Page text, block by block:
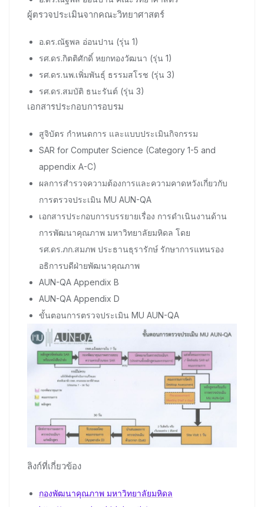
ผู้ตรวจประเมินจากคณะวิทยาศาสตร์
อ.ดร.ณัฐพล อ่อนปาน (รุ่น 1)
รศ.ดร.กิตติศักดิ์ หยกทองวัฒนา (รุ่น 1)
รศ.ดร.นพ.เพิ่มพันธุ์ ธรรมสโรช (รุ่น 3)
รศ.ดร.สมบัติ ธนะรันต์ (รุ่น 3)
เอกสารประกอบการอบรม
สูจิบัตร กำหนดการ และแบบประเมินกิจกรรม
SAR for Computer Science (Category 1-5 and
appendix A-C)
ผลการสำรวจความต้องการและความคาดหวังเกี่ยวกับ
การตรวจประเมิน MU AUN-QA
เอกสารประกอบการบรรยายเรื่อง การดำเนินงานด้าน
การพัฒนาคุณภาพ มหาวิทยาลัยมหิดล โดย
รศ.ดร.ภก.สมภพ ประธานธุรารักษ์ รักษาการแทนรอง
อธิการบดีฝ่ายพัฒนาคุณภาพ
AUN-QA Appendix B
AUN-QA Appendix D
ขั้นตอนการตรวจประเมิน MU AUN-QA
ลิงก์ที่เกี่ยวข้อง
กองพัฒนาคุณภาพ มหาวิทยาลัยมหิดล